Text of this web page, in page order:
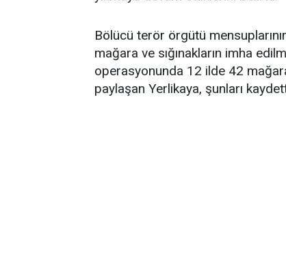
Bölücü terör örgütü
mağara ve sığınakların imha
operasyonunda 12 ilde 42
paylaşan Yerlikaya, şunları